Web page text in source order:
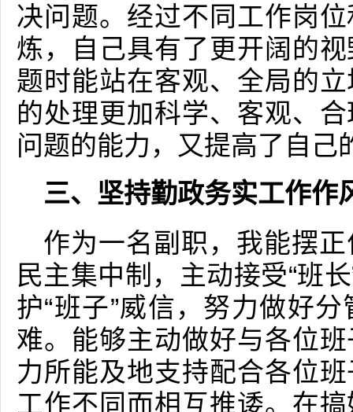
决问题。经过不同工作岗
炼，自己具有了更开阔的
题时能站在客观、全局的
的处理更加科学、客观、
问题的能力，又提高了自己
三、坚持勤政务实工作作
作为一名副职，我能摆
民主集中制，主动接受“班
护“班子”威信，努力做好
难。能够主动做好与各位
力所能及地支持配合各位
工作不同而相互推诿。在